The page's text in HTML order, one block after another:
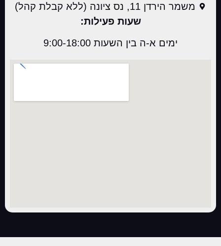
משמר הירדן 11, נס ציונה (ללא קבלת קהל)
שעות פעילות:
ימים א-ה בין השעות 9:00-18:00